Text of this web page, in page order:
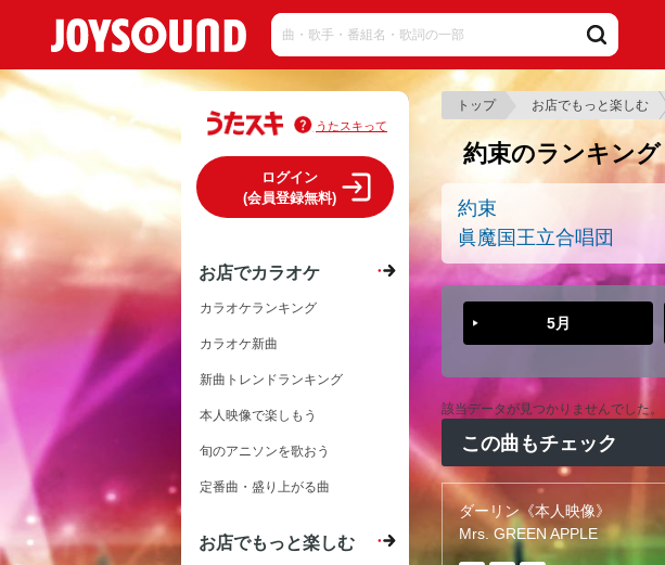
トップ お店でもっと楽しむ
約束のランキング
約束
眞魔国王立合唱団
5月
該当データが見つかりませんでした。
この曲もチェック
ダーリン《本人映像》
Mrs. GREEN APPLE
うたスキって
ログイン
(会員登録無料)
お店でカラオケ
カラオケランキング
カラオケ新曲
新曲トレンドランキング
本人映像で楽しもう
旬のアニソンを歌おう
定番曲・盛り上がる曲
お店でもっと楽しむ